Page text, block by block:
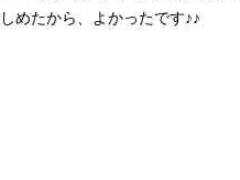
しめたから、よかったです